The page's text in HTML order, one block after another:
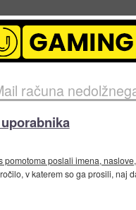
računa
pomotoma poslali imena,
v katerem so ga prosili, naj